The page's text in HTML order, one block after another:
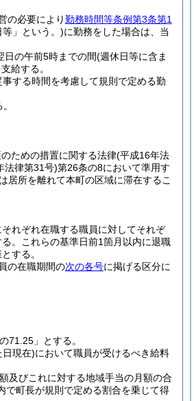
の必要により勤務時間等条例第3条第1
」という。)に勤務をした場合は、当
日の午前5時までの間(週休日等に含ま
給する。
する時間を考慮して規則で定める勤
ための措置に関する法律(平成16年法
法律第31号)第26条の8において準用す
居所を離れて本町の区域に滞在するこ
それぞれ在職する職員に対してそれぞ
。
これらの基準日前1箇月以内に退職
する。
の在職期間の次の各号に掲げる区分に
71.25」とする。
日現在)において職員が受けるべき給料
及びこれに対する地域手当の月額の合
で町長が規則で定める割合を乗じて得